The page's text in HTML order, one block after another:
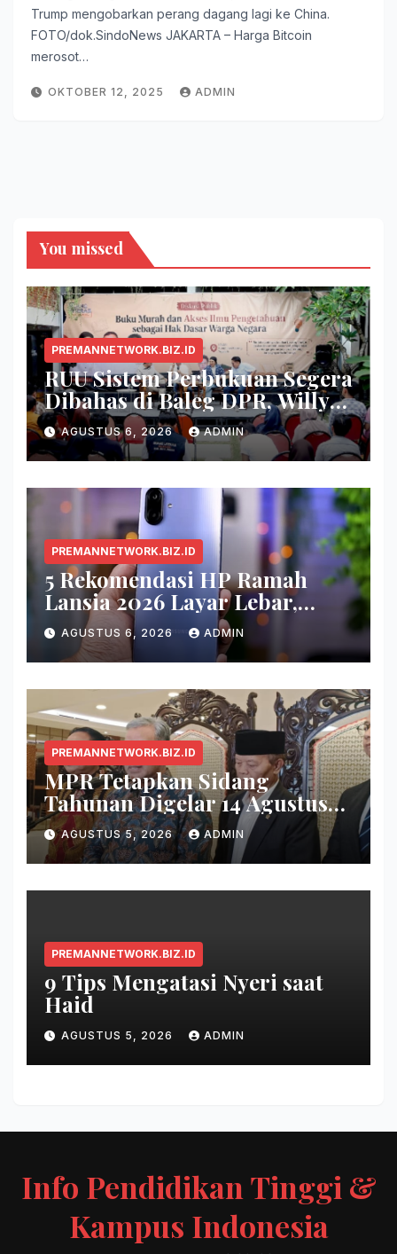
Trump mengobarkan perang dagang lagi ke China.
FOTO/dok.SindoNews JAKARTA – Harga Bitcoin
merosot…
OKTOBER 12, 2025 ADMIN
You missed
PREMANNETWORK.BIZ.ID
RUU Sistem Perbukuan Segera
Dibahas di Baleg DPR, Willy
Aditya: Buku Itu Makanan
Otak
AGUSTUS 6, 2026 ADMIN
PREMANNETWORK.BIZ.ID
5 Rekomendasi HP Ramah
Lansia 2026 Layar Lebar,
Menu Simpel, dan Baterai
Awet
AGUSTUS 6, 2026 ADMIN
PREMANNETWORK.BIZ.ID
MPR Tetapkan Sidang
Tahunan Digelar 14 Agustus
2026
AGUSTUS 5, 2026 ADMIN
PREMANNETWORK.BIZ.ID
9 Tips Mengatasi Nyeri saat
Haid
AGUSTUS 5, 2026 ADMIN
Info Pendidikan Tinggi &
Kampus Indonesia